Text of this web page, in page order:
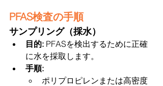
PFAS検査の手順
サンプリング（採水）
目的: PFASを検出するために正確
に水を採取します。
手順:
ポリプロピレンまたは高密度